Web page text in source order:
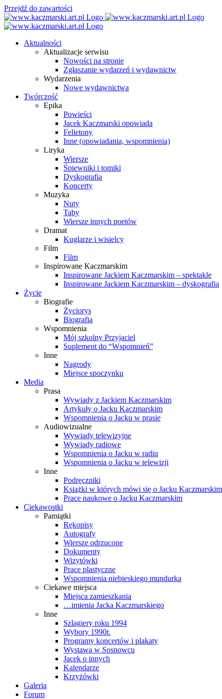
Przejdź do zawartości
Aktualności
Aktualizacje serwisu
Nowości na stronie
Zgłaszanie wydarzeń i wydawnictw
Wydarzenia
Nowe wydawnictwa
Twórczość
Epika
Powieści
Jacek Kaczmarski opowiada
Felietony
Inne (opowiadania, wspomnienia)
Liryka
Wiersze
Śpiewniki i tomiki
Dyskografia
Koncerty
Muzyka
Nuty
Taby
Wiersze innych poetów
Dramat
Kuglarze i wisielcy
Film
Film
Inspirowane Kaczmarskim
Inspirowane Jackiem Kaczmarskim – spektakle
Inspirowane Jackiem Kaczmarskim – dyskografia
Życie
Biografie
Życiorys
Biografia
Wspomnienia
Mój szkolny Przyjaciel
Suplement do “Wspomnień”
Inne
Nagrody
Miejsce spoczynku
Media
Prasa
Wywiady z Jackiem Kaczmarskim
Artykuły o Jacku Kaczmarskim
Wspomnienia o Jacku w prasie
Audiowizualne
Wywiady telewizyjne
Wywiady radiowe
Wspomnienia o Jacku w radiu
Wspomnienia o Jacku w telewizji
Inne
Podręczniki
Książki w których mówi się o Jacku Kaczmarskim
Prace naukowe o Jacku Kaczmarskim
Ciekawostki
Pamiątki
Rękopisy
Autografy
Wiersze odrzucone
Dokumenty
Wizytówki
Prace plastyczne
Wspomnienia niebieskiego mundurka
Ciekawe miejsca
Miejsca zamieszkania
…imienia Jacka Kaczmarskiego
Inne
Szlagiery roku 1994
Wybory 1990r.
Programy koncertów i plakaty
Wystawa w Sosnowcu
Jacek o innych
Kalendarze
Krzyżówki
Galeria
Forum